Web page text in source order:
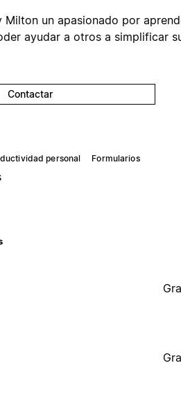
Milton un apasionado por
ayudar a otros a simplificar
Contactar
personal Formularios